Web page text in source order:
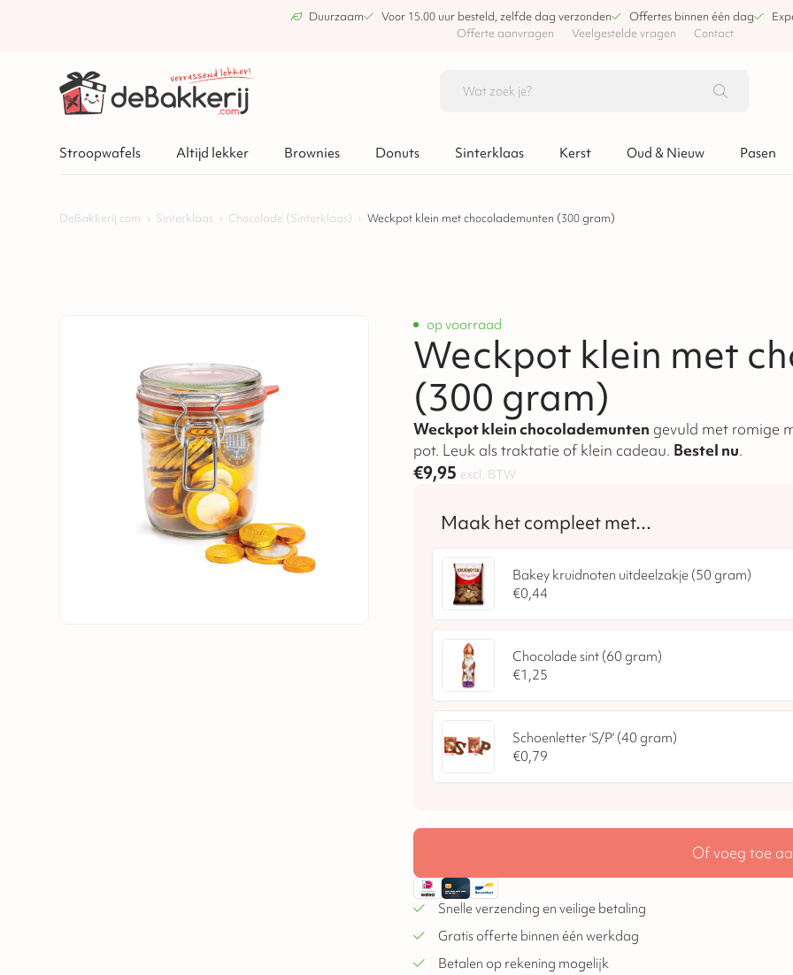
Duurzaam Voor 15.00 uur besteld, zelfde dag verzonden Offertes binnen één dag
Offerte aanvragen
Veelgestelde vragen Contact
Stroopwafels Altijd lekker Brownies Donuts Sinterklaas Kerst Oud & Nieuw Pasen
DeBakkerij.com › Sinterklaas › Chocolade (Sinterklaas) › Weckpot klein met chocolademunten (300 gram)
op voorraad
Weckpot klein met
(300 gram)
Weckpot klein chocolademunten gevuld met romige
pot. Leuk als traktatie of klein cadeau. Bestel nu.
€9,95 excl. BTW
Bakey kruidnoten uitdeelzakje (50 gram)
€0,44
Chocolade sint (60 gram)
€1,25
Schoenletter 'S/P' (40 gram)
€0,79
Of voeg toe
Snelle verzending en veilige betaling
Gratis offerte binnen één werkdag
Betalen op rekening mogelijk